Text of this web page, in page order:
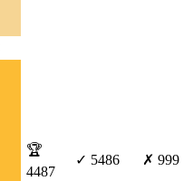
🏆
4487
✓ 5486 ✗ 999